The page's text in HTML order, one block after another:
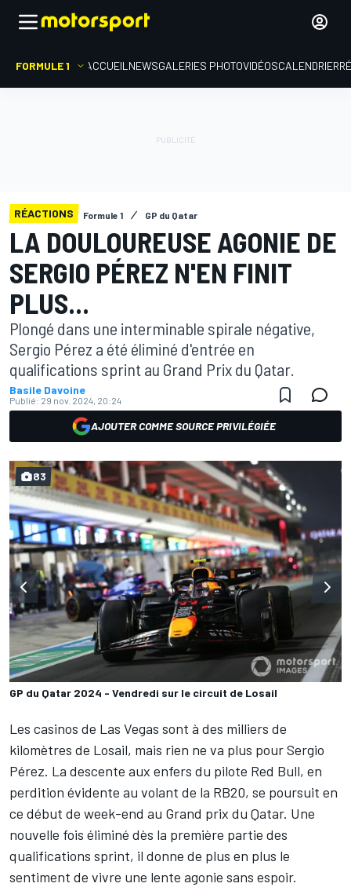
FORMULE 1 ACCUEIL NEWSGALERIES PHOTOVIDÉOSCALENDRIER
RÉACTIONS Formule 1 GP du Qatar
LA DOULOUREUSE AGONIE DE
SERGIO PÉREZ N'EN FINIT
PLUS...
Plongé dans une interminable spirale négative,
Sergio Pérez a été éliminé d'entrée en
qualifications sprint au Grand Prix du Qatar.
Basile Davoine
Publié: 29 nov. 2024, 20:24
AJOUTER COMME SOURCE PRIVILÉGIÉE
GP du Qatar 2024 - Vendredi sur le circuit de Losail
83
Les casinos de Las Vegas sont à des milliers de
kilomètres de Losail, mais rien ne va plus pourSergio
Pérez. La descente aux enfers du pilote Red Bull, en
perdition évidente au volant de la RB20, se poursuit en
ce début de week-end au Grand prix du Qatar. Une
nouvelle fois éliminé dès la première partie des
qualifications sprint, il donne de plus en plus le
sentiment de vivre une lente agonie sans espoir.